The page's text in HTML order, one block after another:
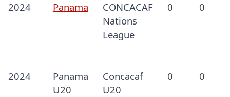
2024 Panama
CONCACAF
Nations
League
0 0
2024
Panama
U20
Concacaf
U20
0 0